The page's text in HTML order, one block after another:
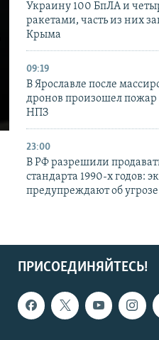
Украину 100 БпЛА и
ракетами, часть из них
Крыма
09:19
В Ярославле после
дронов произошел
НПЗ
23:00
В РФ разрешили
стандарта 1990-х годов:
предупреждают об
ПРИСОЕДИНЯЙТЕСЬ!